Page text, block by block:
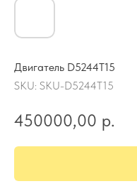
Двигатель D5244T15
SKU: SKU-D5244T15
450000,00 р.